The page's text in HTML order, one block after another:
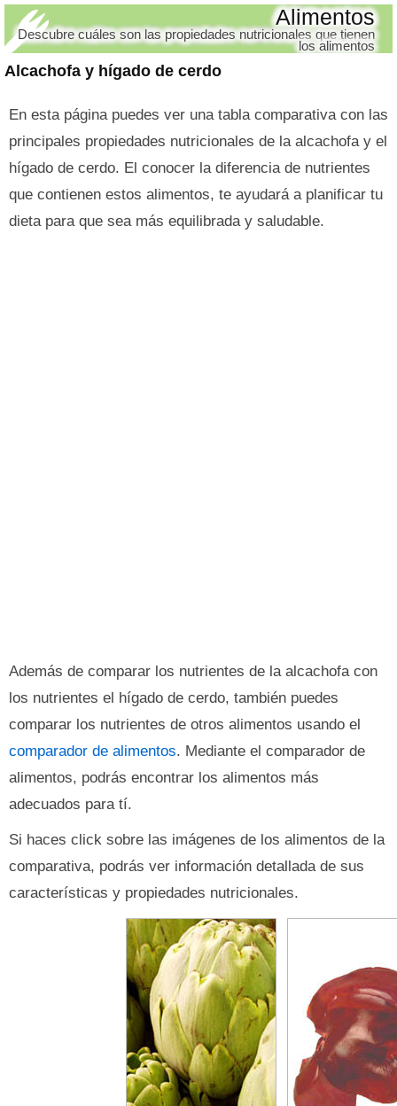
Alcachofa y hígado de cerdo
Alimentos
Descubre cuáles son las propiedades nutricionales que tienen
los alimentos
En esta página puedes ver una tabla comparativa con las
principales propiedades nutricionales de la alcachofa y el
hígado de cerdo. El conocer la diferencia de nutrientes
que contienen estos alimentos, te ayudará a planificar tu
dieta para que sea más equilibrada y saludable.
Además de comparar los nutrientes de la alcachofa con
los nutrientes el hígado de cerdo, también puedes
comparar los nutrientes de otros alimentos usando el
comparador de alimentos. Mediante el comparador de
alimentos, podrás encontrar los alimentos más
adecuados para tí.
Si haces click sobre las imágenes de los alimentos de la
comparativa, podrás ver información detallada de sus
características y propiedades nutricionales.